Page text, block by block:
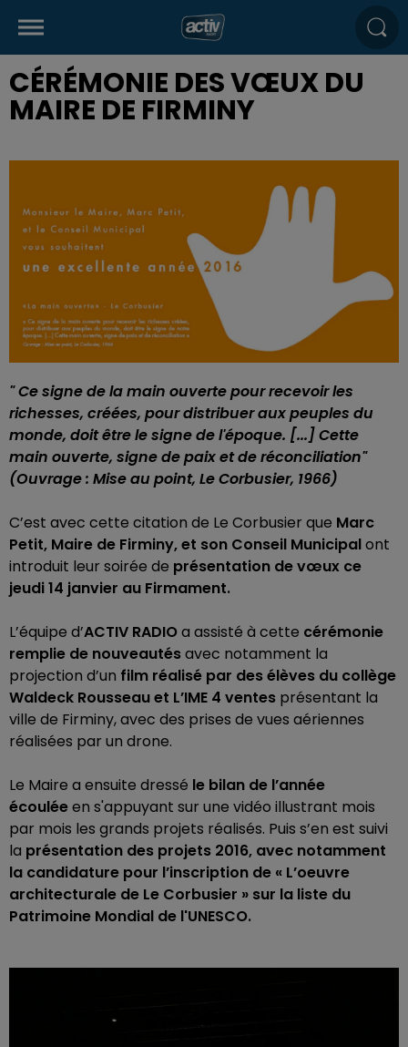
CÉRÉMONIE DES VŒUX DU
MAIRE DE FIRMINY
" Ce signe de la main ouverte pour recevoir les
richesses, créées, pour distribuer aux peuples du
monde, doit être le signe de l'époque. [...] Cette
main ouverte, signe de paix et de réconciliation"
(Ouvrage : Mise au point, Le Corbusier, 1966)
C’est avec cette citation de Le Corbusier que Marc
Petit, Maire de Firminy, et son Conseil Municipalont
introduit leur soirée de présentation de vœux ce
jeudi 14 janvier au Firmament.
L’équipe d’ACTIV RADIOa assisté à cette cérémonie
remplie de nouveautésavec notamment la
projection d’un film réalisé par des élèves du collège
Waldeck Rousseau et L’IME 4 ventes présentant la
ville de Firminy, avec des prises de vues aériennes
réalisées par un drone.
Le Maire a ensuite dressé le bilan de l’année
écouléeen s'appuyant sur une vidéo illustrant mois
par mois les grands projets réalisés. Puis s’en est suivi
la présentation des projets 2016, avec notamment
la candidature pour l’inscription de « L’oeuvre
architecturale de Le Corbusier » sur la liste du
Patrimoine Mondial de l'UNESCO.